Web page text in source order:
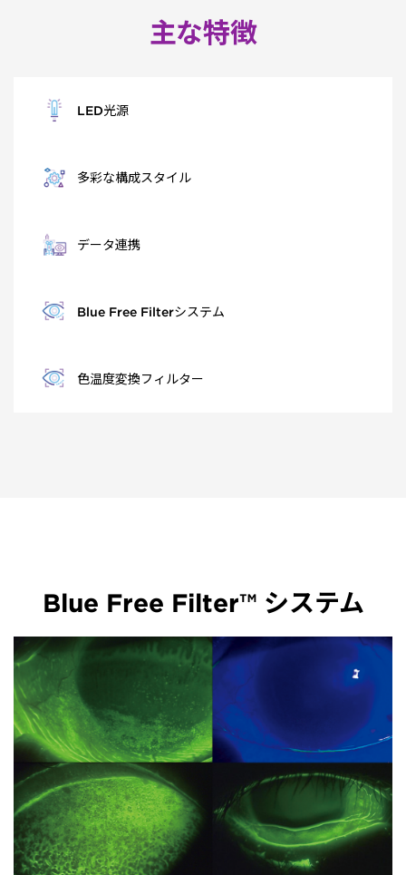
主な特徴
LED光源
多彩な構成スタイル
データ連携
Blue Free Filterシステム
色温度変換フィルター
Blue Free Filter™ システム